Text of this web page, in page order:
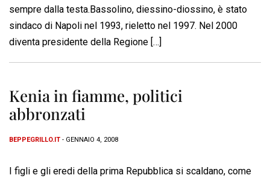
sempre dalla testa.Bassolino, diessino-diossino, è stato
sindaco di Napoli nel 1993, rieletto nel 1997. Nel 2000
diventa presidente della Regione […]
Kenia in fiamme, politici
abbronzati
BEPPEGRILLO.IT - GENNAIO 4, 2008
I figli e gli eredi della prima Repubblica si scaldano, come